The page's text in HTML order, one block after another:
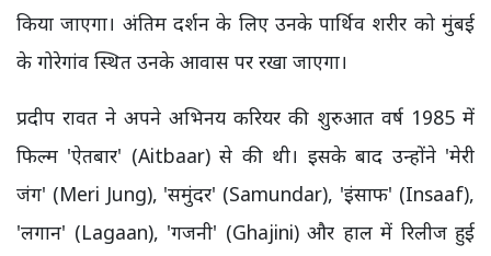
किया जाएगा। अंतिम दर्शन के लिए उनके पार्थिव शरीर को मुंबई
के गोरेगांव स्थित उनके आवास पर रखा जाएगा।
प्रदीप रावत ने अपने अभिनय करियर की शुरुआत वर्ष 1985 में
फिल्म 'ऐतबार' (Aitbaar) से की थी। इसके बाद उन्होंने 'मेरी
जंग' (Meri Jung), 'समुंदर' (Samundar), 'इंसाफ' (Insaaf),
'लगान' (Lagaan), 'गजनी' (Ghajini) और हाल में रिलीज हुई